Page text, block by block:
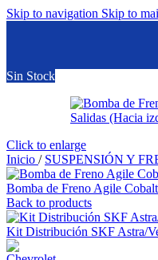
Skip to navigation Skip to
Sin Stock
Click to enlarge
Inicio / SUSPENSIÓN Y
Bomba de Freno Agile
Back to products
Kit Distribución SKF Astra/